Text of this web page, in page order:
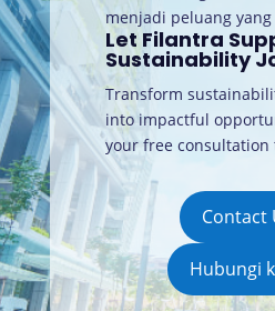
menjadi peluang
Let Filantra
Sustainability
Transform
into impactful
your free consultation
Contact
Hubungi